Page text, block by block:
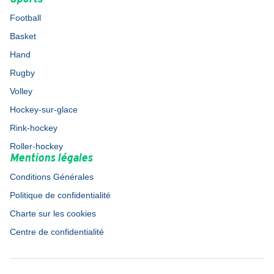
Football
Basket
Hand
Rugby
Volley
Hockey-sur-glace
Rink-hockey
Roller-hockey
Mentions légales
Conditions Générales
Politique de confidentialité
Charte sur les cookies
Centre de confidentialité